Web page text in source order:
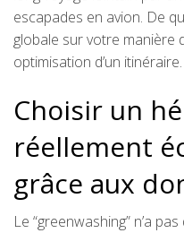
escapades en avion. De
globale sur votre manière
optimisation d’un itinéraire.
Choisir un
réellement
grâce aux
Le “greenwashing” n’a